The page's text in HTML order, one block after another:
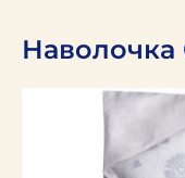
Наволочка